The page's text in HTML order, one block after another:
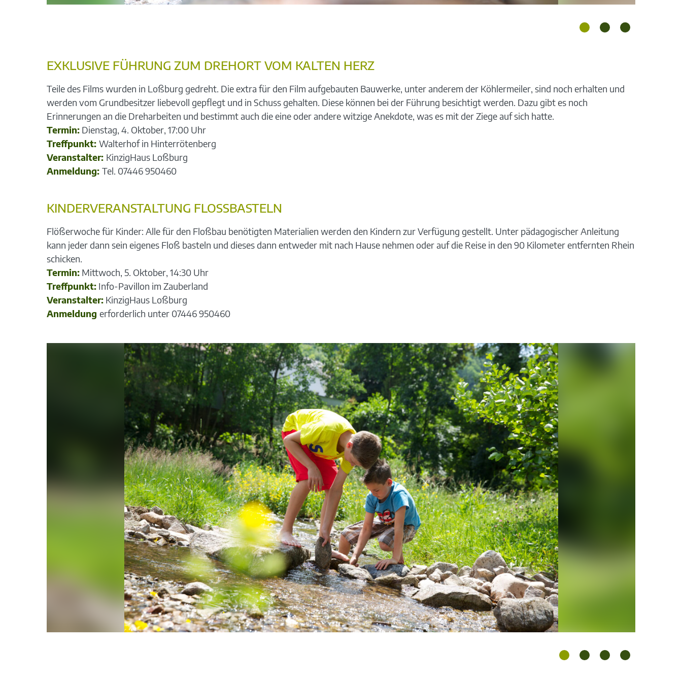
EXKLUSIVE FÜHRUNG ZUM DREHORT VOM KALTEN HERZ
Teile des Films wurden in Loßburg gedreht. Die extra für den Film aufgebauten Bauwerke, unter anderem der Köhlermeiler, sind noch erhalten und
werden vom Grundbesitzer liebevoll gepflegt und in Schuss gehalten. Diese können bei der Führung besichtigt werden. Dazu gibt es noch
Erinnerungen an die Dreharbeiten und bestimmt auch die eine oder andere witzige Anekdote, was es mit der Ziege auf sich hatte.
Termin:Dienstag, 4. Oktober, 17:00 Uhr
Treffpunkt: Walterhof in Hinterrötenberg
Veranstalter: KinzigHaus Loßburg
Anmeldung: Tel. 07446 950460
KINDERVERANSTALTUNG FLOSSBASTELN
Flößerwoche für Kinder: Alle für den Floßbau benötigten Materialien werden den Kindern zur Verfügung gestellt. Unter pädagogischer Anleitung
kann jeder dann sein eigenes Floß basteln und dieses dann entweder mit nach Hause nehmen oder auf die Reise in den 90 Kilometer entfernten Rhein
schicken.
Termin:Mittwoch, 5. Oktober, 14:30 Uhr
Treffpunkt:Info-Pavillon im Zauberland
Veranstalter:KinzigHaus Loßburg
Anmeldung erforderlich unter 07446 950460